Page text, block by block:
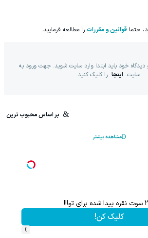
حتما قوانین و مقررات را مطالعه فرمایید.
خود باید ابتدا وارد سایت شوید. جهت ورود به
سایت اینجا را کلیک کنید
بر اساس محبوب ترین
مشاهده بیشتر
تخفیف ویژه!
›